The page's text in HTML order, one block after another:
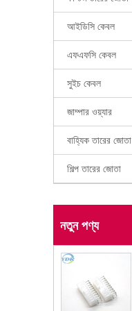
আইডিসি কেবল
এফএফসি কেবল
সুইচ কেবল
জাম্পার ওয়্যার
বাহ্যিক তারের জোতা
শিল্প তারের জোতা
নতুন পণ্য